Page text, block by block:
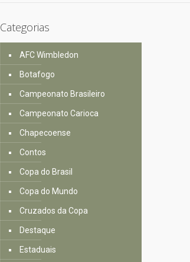
Categorias
AFC Wimbledon
Botafogo
Campeonato Brasileiro
Campeonato Carioca
Chapecoense
Contos
Copa do Brasil
Copa do Mundo
Cruzados da Copa
Destaque
Estaduais